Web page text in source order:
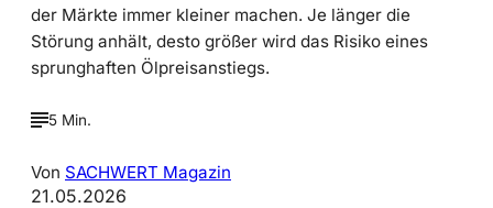
der Märkte immer kleiner machen. Je länger die
Störung anhält, desto größer wird das Risiko eines
sprunghaften Ölpreisanstiegs.
5 Min.
Von SACHWERT Magazin
21.05.2026